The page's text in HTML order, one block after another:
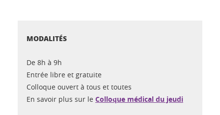
MODALITÉS
De 8h à 9h
Entrée libre et gratuite
Colloque ouvert à tous et toutes
En savoir plus sur le Colloque médical du jeudi